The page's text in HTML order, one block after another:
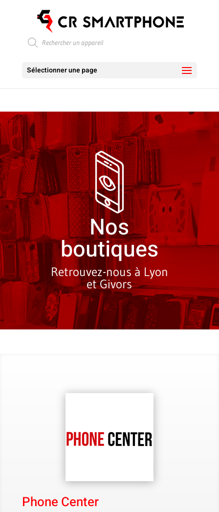
Recherche
de
Sélectionner une page
Nos
boutiques
Retrouvez-nous à Lyon
et Givors
Phone Center